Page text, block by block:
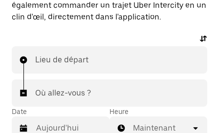
également commander un trajet Uber Intercity en un
clin d'œil, directement dans l'application.
Lieu de départ
Où allez-vous ?
Date Heure
Maintenant